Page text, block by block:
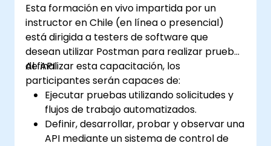
Esta formación en vivo impartida por un
instructor en Chile (en línea o presencial)
está dirigida a testers de software que
desean utilizar Postman para realizar pruebas
de API.
Al finalizar esta capacitación, los
participantes serán capaces de:
Ejecutar pruebas utilizando solicitudes y
flujos de trabajo automatizados.
Definir, desarrollar, probar y observar una
API mediante un sistema de control de